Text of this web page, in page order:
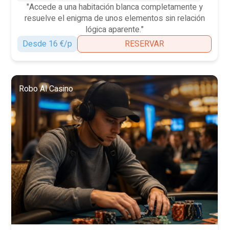
"Accede a una habitación blanca completamente y
resuelve el enigma de unos elementos sin relación
lógica aparente."
Desde 16 €/p
RESERVAR
Robo Al Casino